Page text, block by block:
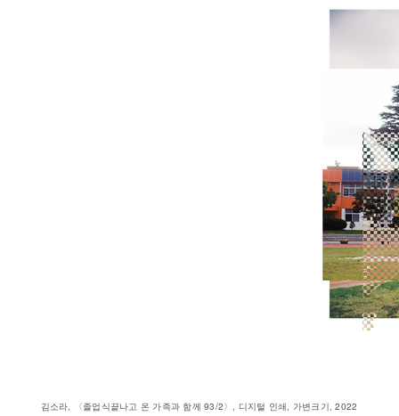
김소라, 〈졸업식끝나고 온 가족과 함께 93/2〉, 디지털 인쇄, 가변크기, 2022